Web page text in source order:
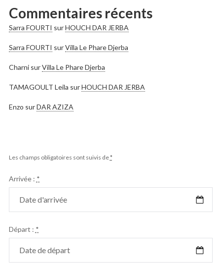
Commentaires récents
Sarra FOURTI surHOUCH DAR JERBA
Sarra FOURTI surVilla Le Phare Djerba
CharnisurVilla Le Phare Djerba
TAMAGOULT Leila surHOUCH DAR JERBA
Enzo surDAR AZIZA
Les champs obligatoires sont suivis de*
Arrivée : *
Départ : *